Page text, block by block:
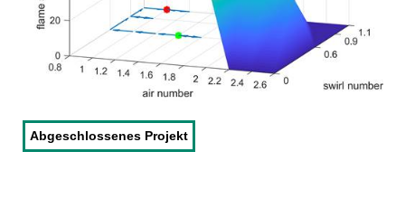
Abgeschlossenes Projekt